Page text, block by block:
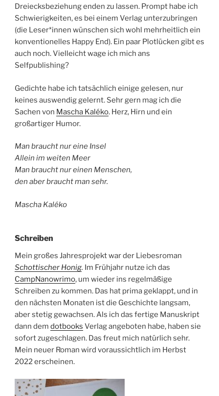
Dreiecksbeziehung enden zu lassen. Prompt habe ich
Schwierigkeiten, es bei einem Verlag unterzubringen
(die Leser*innen wünschen sich wohl mehrheitlich ein
konventionelles Happy End). Ein paar Plotlücken gibt es
auch noch. Vielleicht wage ich mich ans
Selfpublishing?
Gedichte habe ich tatsächlich einige gelesen, nur
keines auswendig gelernt. Sehr gern mag ich die
Sachen von Mascha Kaléko. Herz, Hirn und ein
großartiger Humor.
Man braucht nur eine Insel
Allein im weiten Meer
Man braucht nur einen Menschen,
den aber braucht man sehr.
Mascha Kaléko
Schreiben
Mein großes Jahresprojekt war der Liebesroman
Schottischer Honig. Im Frühjahr nutze ich das
CampNanowrimo, um wieder ins regelmäßige
Schreiben zu kommen. Das hat prima geklappt, und in
den nächsten Monaten ist die Geschichte langsam,
aber stetig gewachsen. Als ich das fertige Manuskript
dann dem dotbooks Verlag angeboten habe, haben sie
sofort zugeschlagen. Das freut mich natürlich sehr.
Mein neuer Roman wird voraussichtlich im Herbst
2022 erscheinen.